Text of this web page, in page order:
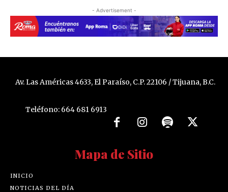
- Advertisement -
Av. Las Américas 4633, El Paraíso, C.P. 22106 / Tijuana, B.C.
Teléfono: 664 681 6913
Mapa de Sitio
INICIO
NOTICIAS DEL DÍA